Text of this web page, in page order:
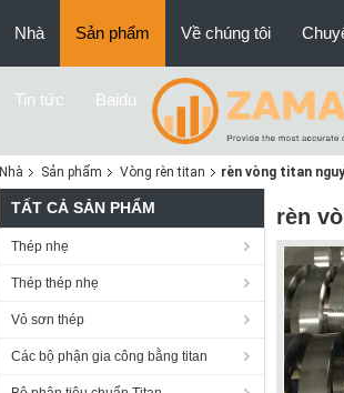
Nhà Sản phẩm Về chúng tôi
Tin tức Baidu
Nhà Sản phẩm Vòng rèn titan rèn vòng titan
TẤT CẢ SẢN PHẨM
Thép nhẹ
Thép thép nhẹ
Vỏ sơn thép
Các bộ phận gia công bằng titan
rèn